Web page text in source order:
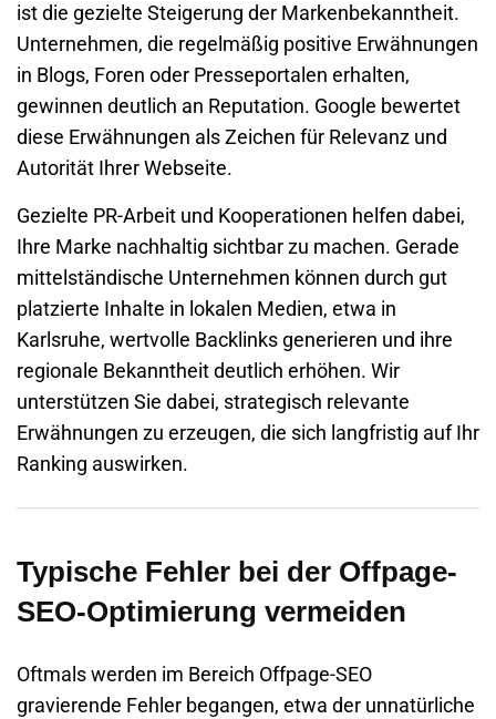
ist die gezielte Steigerung der Markenbekanntheit.
Unternehmen, die regelmäßig positive Erwähnungen
in Blogs, Foren oder Presseportalen erhalten,
gewinnen deutlich an Reputation. Google bewertet
diese Erwähnungen als Zeichen für Relevanz und
Autorität Ihrer Webseite.
Gezielte PR-Arbeit und Kooperationen helfen dabei,
Ihre Marke nachhaltig sichtbar zu machen. Gerade
mittelständische Unternehmen können durch gut
platzierte Inhalte in lokalen Medien, etwa in
Karlsruhe, wertvolle Backlinks generieren und ihre
regionale Bekanntheit deutlich erhöhen. Wir
unterstützen Sie dabei, strategisch relevante
Erwähnungen zu erzeugen, die sich langfristig auf Ihr
Ranking auswirken.
Typische Fehler bei der Offpage-
SEO-Optimierung vermeiden
Oftmals werden im Bereich Offpage-SEO
gravierende Fehler begangen, etwa der unnatürliche